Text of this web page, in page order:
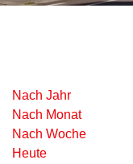
Nach Jahr
Nach Monat
Nach Woche
Heute